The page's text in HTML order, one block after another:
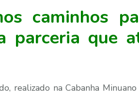
caminhos
parceria que
realizado na Cabanha